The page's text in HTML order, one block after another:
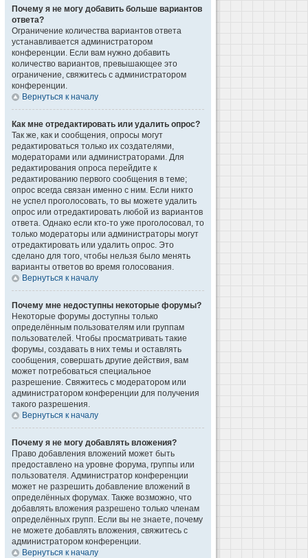
Почему я не могу добавить больше вариантов
ответа?
Ограничение количества вариантов ответа
устанавливается администратором
конференции. Если вам нужно добавить
количество вариантов, превышающее это
ограничение, свяжитесь с администратором
конференции.
Вернуться к началу
Как мне отредактировать или удалить опрос?
Так же, как и сообщения, опросы могут
редактироваться только их создателями,
модераторами или администраторами. Для
редактирования опроса перейдите к
редактированию первого сообщения в теме;
опрос всегда связан именно с ним. Если никто
не успел проголосовать, то вы можете удалить
опрос или отредактировать любой из вариантов
ответа. Однако если кто-то уже проголосовал, то
только модераторы или администраторы могут
отредактировать или удалить опрос. Это
сделано для того, чтобы нельзя было менять
варианты ответов во время голосования.
Вернуться к началу
Почему мне недоступны некоторые форумы?
Некоторые форумы доступны только
определённым пользователям или группам
пользователей. Чтобы просматривать такие
форумы, создавать в них темы и оставлять
сообщения, совершать другие действия, вам
может потребоваться специальное
разрешение. Свяжитесь с модератором или
администратором конференции для получения
такого разрешения.
Вернуться к началу
Почему я не могу добавлять вложения?
Право добавления вложений может быть
предоставлено на уровне форума, группы или
пользователя. Администратор конференции
может не разрешить добавление вложений в
определённых форумах. Также возможно, что
добавлять вложения разрешено только членам
определённых групп. Если вы не знаете, почему
не можете добавлять вложения, свяжитесь с
администратором конференции.
Вернуться к началу